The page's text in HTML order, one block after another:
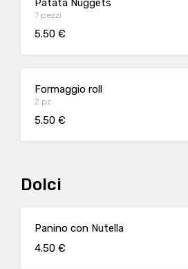
Patata Nuggets
7 pezzi
5.50 €
Formaggio roll
2 pz
5.50 €
Dolci
Panino con Nutella
4.50 €